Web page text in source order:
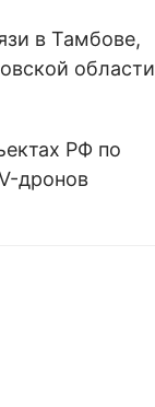
в Тамбове,
области
РФ по
дронов